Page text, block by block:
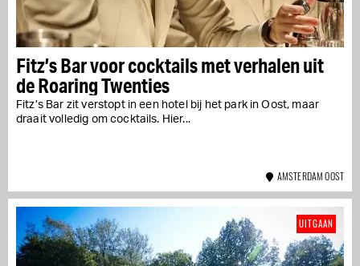
Fitz’s Bar voor cocktails met verhalen uit
de Roaring Twenties
Fitz’s Bar zit verstopt in een hotel bij het park in Oost, maar
draait volledig om cocktails. Hier...
AMSTERDAM OOST
UITGAAN